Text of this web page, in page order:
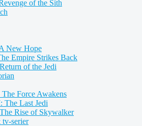
of the Sith
New Hope
Empire Strikes Back
of the Jedi
Force Awakens
The Last Jedi
Rise of Skywalker
serier